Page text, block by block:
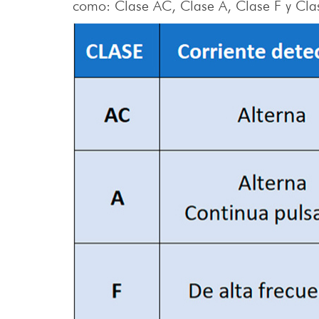
como: Clase AC, Clase A, Clase F y